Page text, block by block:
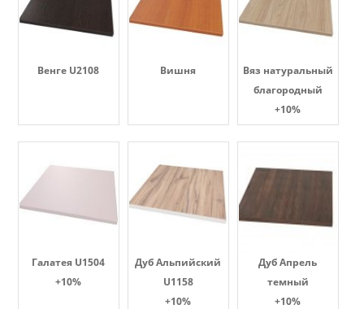
Венге U2108 Вишня
Вяз натуральный
благородный
+10%
Галатея U1504
+10%
Дуб Альпийский
U1158
+10%
Дуб Апрель
темный
+10%